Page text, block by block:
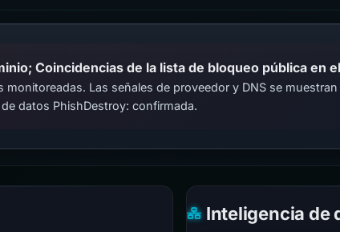
Coincidencias de la lista de bloqueo pública en
monitoreadas. Las señales de proveedor y DNS se
datos PhishDestroy: confirmada.
Inteligencia de